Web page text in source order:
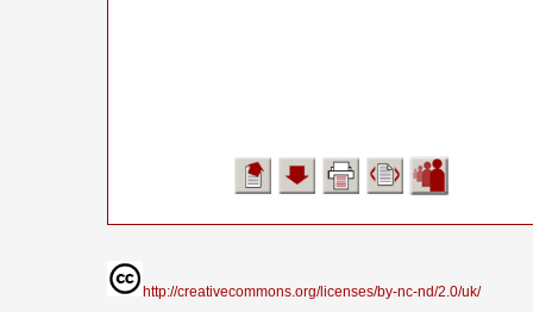
http://creativecommons.org/licenses/by-nc-nd/2.0/uk/